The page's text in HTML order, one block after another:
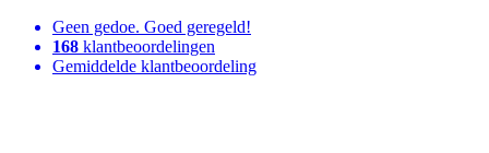
Geen gedoe. Goed geregeld!
168 klantbeoordelingen
Gemiddelde klantbeoordeling